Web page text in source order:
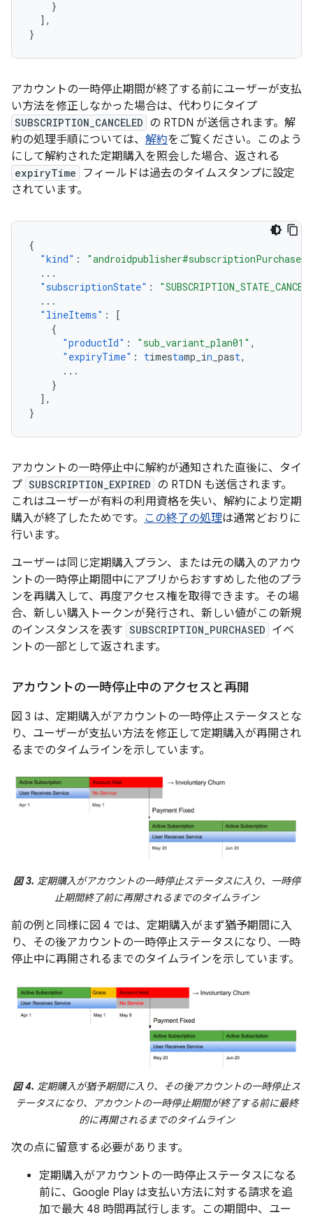
}
],
}
アカウントの一時停止期間が終了する前にユーザーが支払
い方法を修正しなかった場合は、代わりにタイプ
SUBSCRIPTION_CANCELED の RTDN が送信されます。解
約の処理手順については、 解約をご覧ください。このよう
にして解約された定期購入を照会した場合、返される
expiryTime
フィールドは過去のタイムスタンプに設定
されています。
{
"kind" :
...
"subscriptionState" :
...
"lineItems" :
[
{
"productId" : "sub_variant_plan01" ,
"expiryTime" : timestamp_in _past,
...
}
],
}
アカウントの一時停止中に解約が通知された直後に、タイ
プ SUBSCRIPTION_EXPIRED の RTDN も送信されます。
これはユーザーが有料の利用資格を失い、解約により定期
購入が終了したためです。 この終了の処理は通常どおりに
行います。
ユーザーは同じ定期購入プラン、または元の購入のアカウ
ントの一時停止期間中にアプリからおすすめした他のプラ
ンを再購入して、再度アクセス権を取得できます。その場
合、新しい購入トークンが発行され、新しい値がこの新規
のインスタンスを表す SUBSCRIPTION_PURCHASED イベ
ントの一部として返されます。
アカウントの一時停止中のアクセスと再開
図 3 は、定期購入がアカウントの一時停止ステータスとな
り、ユーザーが支払い方法を修正して定期購入が再開され
るまでのタイムラインを示しています。
図 3. 定期購入がアカウントの一時停止ステータスに入り、一時停
止期間終了前に再開されるまでのタイムライン
前の例と同様に図 4 では、定期購入がまず猶予期間に入
り、その後アカウントの一時停止ステータスになり、一時
停止中に再開されるまでのタイムラインを示しています。
図 4. 定期購入が猶予期間に入り、その後アカウントの一時停止ス
テータスになり、アカウントの一時停止期間が終了する前に最終
的に再開されるまでのタイムライン
次の点に留意する必要があります。
定期購入がアカウントの一時停止ステータスになる
前に、Google Play は支払い方法に対する請求を追
加で最大 48 時間再試行します。この期間中、ユー